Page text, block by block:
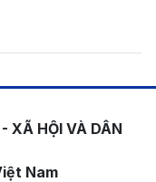
XÃ HỘI VÀ DÂN
Nam